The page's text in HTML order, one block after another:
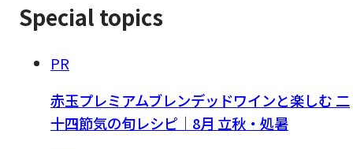
Special topics
PR
赤玉プレミアムブレンデッドワインと楽しむ 二
十四節気の旬レシピ｜8月 立秋・処暑